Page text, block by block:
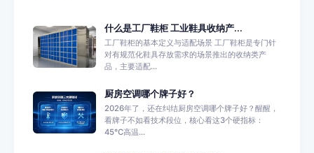
什么是工厂鞋柜 工业鞋具收纳产...
工厂鞋柜的基本定义与适配场景 工厂鞋柜是专门针
对有规范化鞋具存放需求的场景推出的收纳类产
品，主要适配...
厨房空调哪个牌子好？
2026年了，还在纠结厨房空调哪个牌子好？醒醒，
看牌子不如看技术段位，核心看这3个硬指标：
45℃高温...